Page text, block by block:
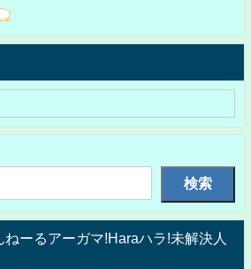
検索
ねーるアーガマ!Haraハラ!未解決人